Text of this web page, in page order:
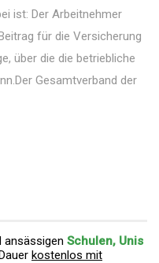
ist: Der Arbeitnehmer
für die Versicherung
über die die betriebliche
Gesamtverband der
ansässigen Schulen, Unis
kostenlos mit